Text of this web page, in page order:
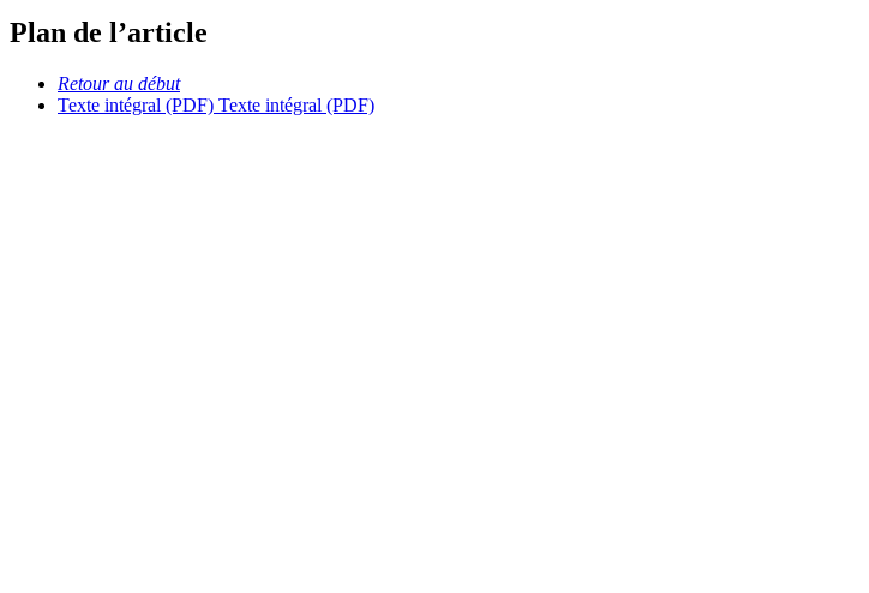
Plan de l’article
Retour au début
Texte intégral (PDF) Texte intégral (PDF)